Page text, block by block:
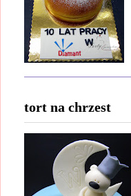
tort na chrzest